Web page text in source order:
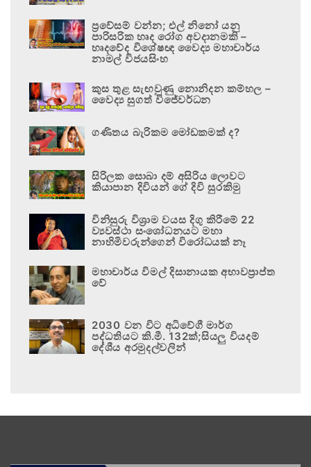
ප්‍රවේසම් වන්න; එල් නිනෝ යනු
පාරිසරික හෘද රෝග අවදානමකි –
හෘදවේද විශේෂඥ වෛද්‍ය මහාචාර්ය
නාමල් විජයසිංහ
කුස තුළ සැඟවුණු නොනිදන කම්හල –
වෛද්‍ය සුගත් විජේවර්ධන
ගණිතය බැරිකම මෝඩකමක් ද?
සිරිලක සොබා දම් අසිරිය ලොවට
කියාපාන දිවියන් ගේ දිවි සුරකිමු
විනිසුරු විශ්‍රාම වයස දිගු කිරීමේ 22
ව්‍යවස්ථා සංශෝධනයට මහා
නාහිමිවරුන්ගෙන් විරෝධයක් නෑ
මහාචාර්ය විමල් දිසානායක අභාවප්‍රාප්ත
වේ
2030 වන විට අධිවේගී මාර්ග
පද්ධතියට කි.මී. 132ක්;සියලු වියදම්
දේශීය අරමුදල්වලින්